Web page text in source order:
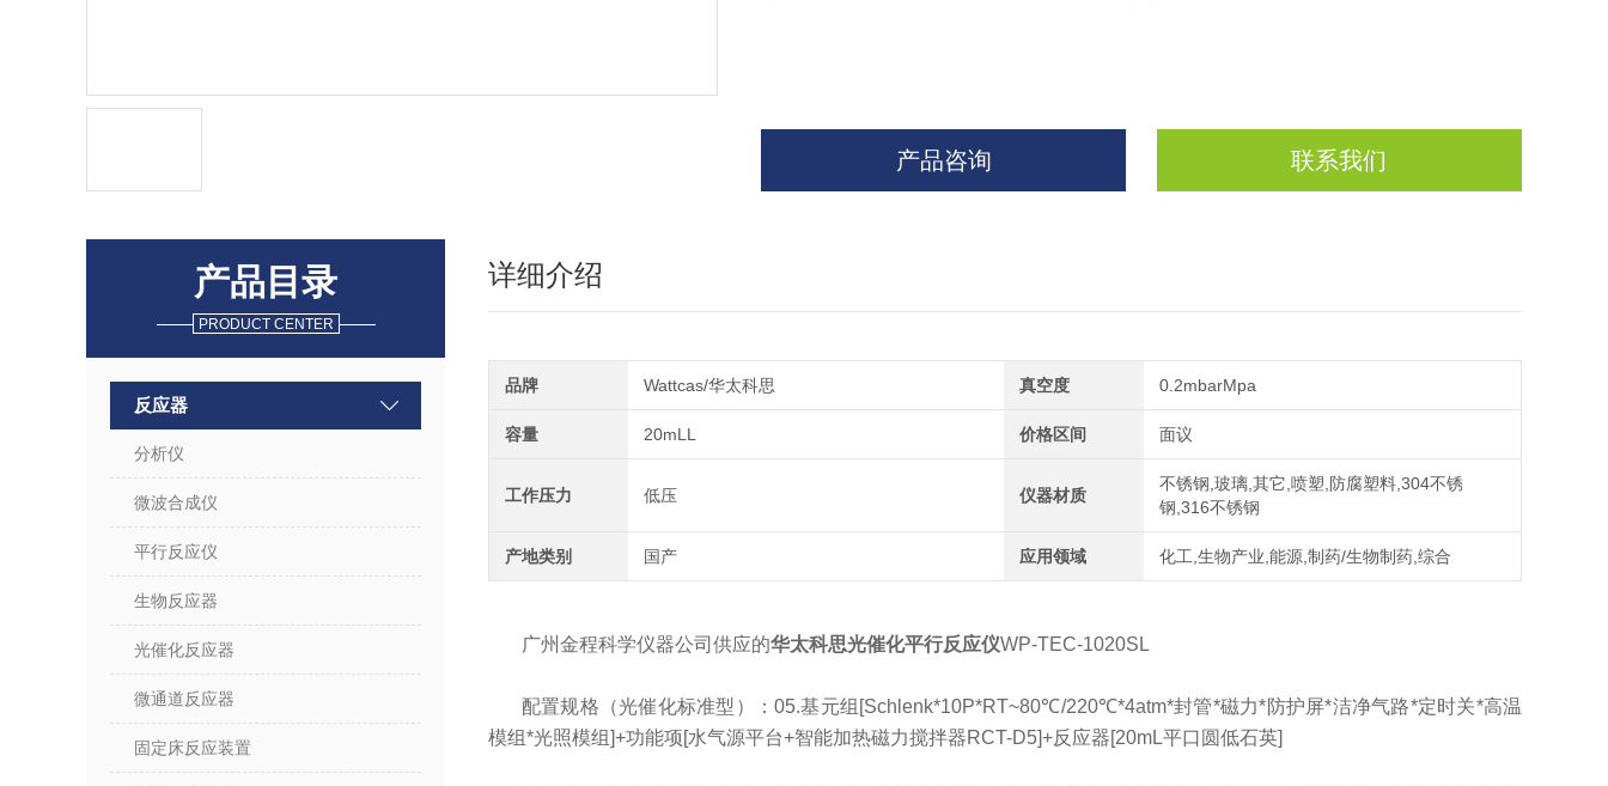
产品咨询 联系我们
产品目录
PRODUCT CENTER
反应器
分析仪
微波合成仪
平行反应仪
生物反应器
光催化反应器
微通道反应器
固定床反应装置
详细介绍
品牌 Wattcas/华太科思 真空度 0.2mbarMpa
容量 20mLL 价格区间 面议
工作压力 低压 仪器材质
不锈钢,玻璃,其它,喷塑,防腐塑料,304不锈
钢,316不锈钢
产地类别 国产 应用领域 化工,生物产业,能源,制药/生物制药,综合
广州金程科学仪器公司供应的华太科思光催化平行反应仪WP-TEC-1020SL
配置规格（光催化标准型）：05.基元组[Schlenk*10P*RT~80℃/220℃*4atm*封管*磁力*防护屏*洁净气路*定时关*高温
模组*光照模组]+功能项[水气源平台+智能加热磁力搅拌器RCT-D5]+反应器[20mL平口圆低石英]